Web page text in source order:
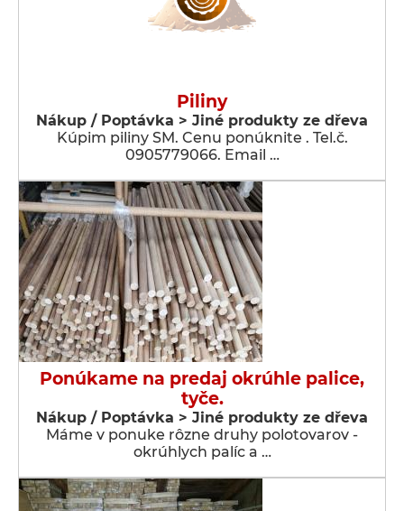
Piliny
Nákup / Poptávka > Jiné produkty ze dřeva
Kúpim piliny SM. Cenu ponúknite . Tel.č.
0905779066. Email …
Ponúkame na predaj okrúhle palice,
tyče.
Nákup / Poptávka > Jiné produkty ze dřeva
Máme v ponuke rôzne druhy polotovarov -
okrúhlych palíc a …